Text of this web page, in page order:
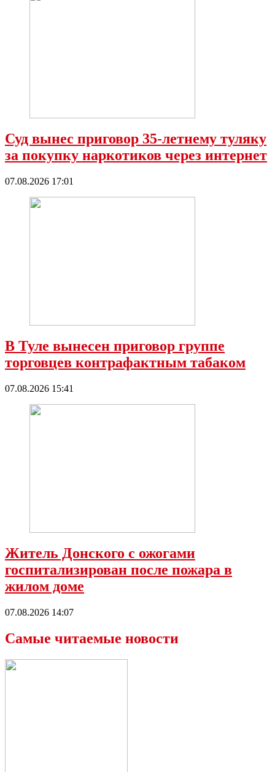
Суд вынес приговор 35-летнему туляку
за покупку наркотиков через интернет
07.08.2026 17:01
В Туле вынесен приговор группе
торговцев контрафактным табаком
07.08.2026 15:41
Житель Донского с ожогами
госпитализирован после пожара в
жилом доме
07.08.2026 14:07
Самые читаемые новости